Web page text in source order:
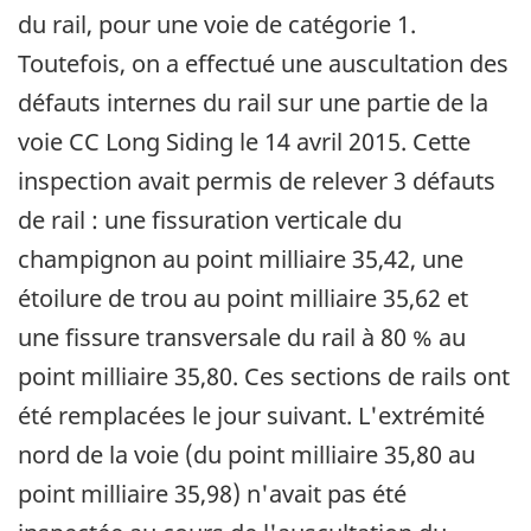
du rail, pour une voie de catégorie 1.
Toutefois, on a effectué une auscultation des
défauts internes du rail sur une partie de la
voie CC Long Siding le 14 avril 2015. Cette
inspection avait permis de relever 3 défauts
de rail : une fissuration verticale du
champignon au point milliaire 35,42, une
étoilure de trou au point milliaire 35,62 et
une fissure transversale du rail à 80 % au
point milliaire 35,80. Ces sections de rails ont
été remplacées le jour suivant. L'extrémité
nord de la voie (du point milliaire 35,80 au
point milliaire 35,98) n'avait pas été